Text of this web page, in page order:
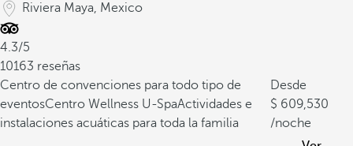
Riviera Maya, Mexico
4.3/5
10163 reseñas
Centro de convenciones para todo tipo de
eventosCentro Wellness U-SpaActividades e
instalaciones acuáticas para toda la familia
Desde
609,530
/noche